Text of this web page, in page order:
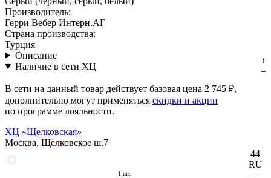
Производитель:
Герри Вебер Интерн.АГ
Страна производства:
Турция
Описание
Наличие в сети ХЦ
В сети на данный товар действует базовая цена 2 745 ₽,
дополнительно могут применяться скидки и акции
по программе лояльности.
ХЦ «Щелковская»
Москва, Щёлковское ш.7
44
RU
1 шт.